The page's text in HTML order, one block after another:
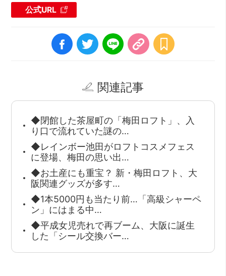
公式URL
関連記事
◆閉館した茶屋町の「梅田ロフト」、入
り口で流れていた謎の…
◆レインボー池田がロフトコスメフェス
に登場、梅田の思い出…
◆お土産にも重宝？ 新・梅田ロフト、大
阪関連グッズが多す…
◆1本5000円も当たり前…「高級シャーペ
ン」にはまる中…
◆平成女児売れで再ブーム、大阪に誕生
した「シール交換バー…